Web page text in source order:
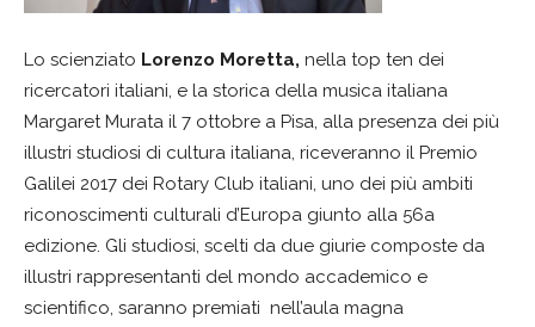
Lo scienziato Lorenzo Moretta, nella top ten dei
ricercatori italiani, e la storica della musica italiana
Margaret Murata il 7 ottobre a Pisa, alla presenza dei più
illustri studiosi di cultura italiana, riceveranno il Premio
Galilei 2017 dei Rotary Club italiani, uno dei più ambiti
riconoscimenti culturali d’Europa giunto alla 56a
edizione. Gli studiosi, scelti da due giurie composte da
illustri rappresentanti del mondo accademico e
scientifico, saranno premiati nell’aula magna